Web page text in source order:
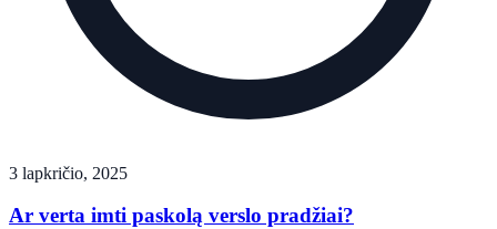
3 lapkričio, 2025
Ar verta imti paskolą verslo pradžiai?